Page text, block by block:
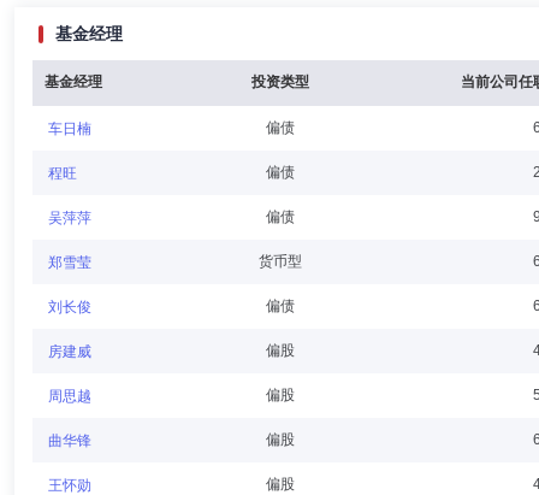
刘鸿鹏先生：中国国籍，吉林大学行政管理硕士，具有基金从业资格、
任职；1998年9月至2004年4月，任新华证券股份有限公司长春同志街
交易管理总部副总经理兼市场营销部经理、营销管理部总经理；2011
学历：硕士
董丁丁先生：董事，金融学硕士。曾任海南航空股份有限公司飞行计划
李雪飞 学历：硕士
李雪飞先生：董事，硕士。曾任吉林建设开发集团公司党委文书，吉
证券营业部总经理、长春同志街第三证券营业部总经理、营销管理部总
融达投资有限公司董事；现任东北证券股份有限公司副总裁、经纪业务
基金经理
基金经理 投资类型 当前公司任
车日楠 偏债
程旺 偏债
吴萍萍 偏债
郑雪莹 货币型
刘长俊 偏债
房建威 偏股
周思越 偏股
曲华锋 偏股
王怀勋 偏股